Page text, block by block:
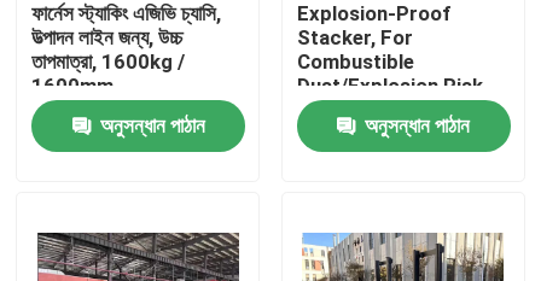
ভিডিও
ফার্নেস স্ট্যাকিং এজিভি চ্যাসি,
উত্পাদন লাইন জন্য, উচ্চ
তাপমাত্রা, 1600kg /
1600mm
অনুসন্ধান পাঠান
Explosion-Proof
Stacker, For
Combustible
Dust/Explosion Risk
Environment
অনুসন্ধান পাঠান